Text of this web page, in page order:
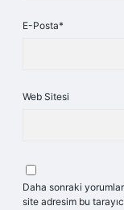
E-Posta*
Web Sitesi
Daha sonraki
site adresim bu